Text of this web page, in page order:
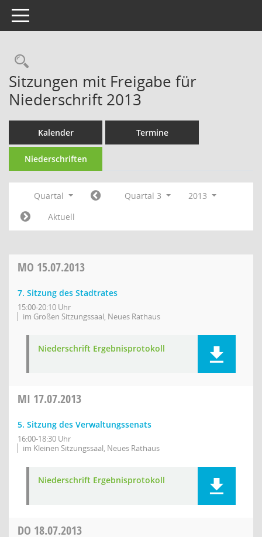
Toggle navigation
Rechercheauswahl
Sitzungen mit Freigabe für
Niederschrift 2013
Kalender Termine
Niederschriften
Quartal Quartal 3
2013
Aktuell
MO 15.07.2013
7. Sitzung des Stadtrates
15:00-20:10 Uhr
im Großen Sitzungssaal, Neues Rathaus
Niederschrift Ergebnisprotokoll
MI 17.07.2013
5. Sitzung des Verwaltungssenats
16:00-18:30 Uhr
im Kleinen Sitzungssaal, Neues Rathaus
Niederschrift Ergebnisprotokoll
DO 18.07.2013